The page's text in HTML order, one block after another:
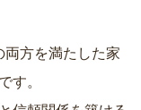
両方を満たした家
す。